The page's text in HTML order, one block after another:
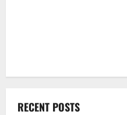
RECENT POSTS